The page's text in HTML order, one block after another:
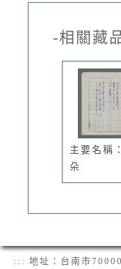
-相關藏
主要名稱
朵
::: 地址：台南市